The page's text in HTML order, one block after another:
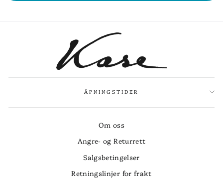
ÅPNINGSTIDER
Om oss
Angre- og Returrett
Salgsbetingelser
Retningslinjer for frakt